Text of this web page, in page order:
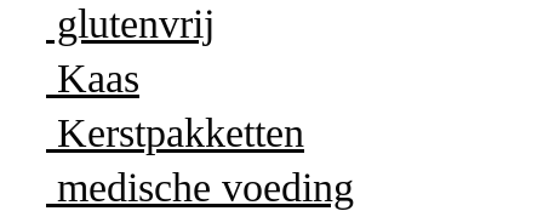
glutenvrij
Kaas
Kerstpakketten
medische voeding